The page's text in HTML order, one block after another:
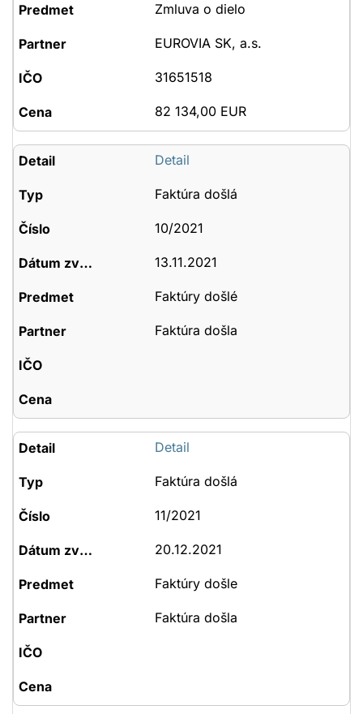
Zmluva o dielo
EUROVIA SK, a.s.
31651518
82 134,00 EUR
Detail
Faktúra došlá
10/2021
13.11.2021
Faktúry došlé
Faktúra došla
Detail
Faktúra došlá
11/2021
20.12.2021
Faktúry došle
Faktúra došla